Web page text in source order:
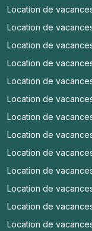
Location de
Location de
Location de
Location de
Location de
Location de
Location de
Location de
Location de
Location de
Location de
Location de
Location de